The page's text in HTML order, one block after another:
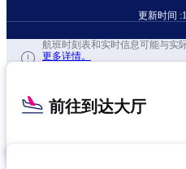
更新时间 :
前往航
航班时刻表和实时信息可能与实
更多详情。
前往到达大厅